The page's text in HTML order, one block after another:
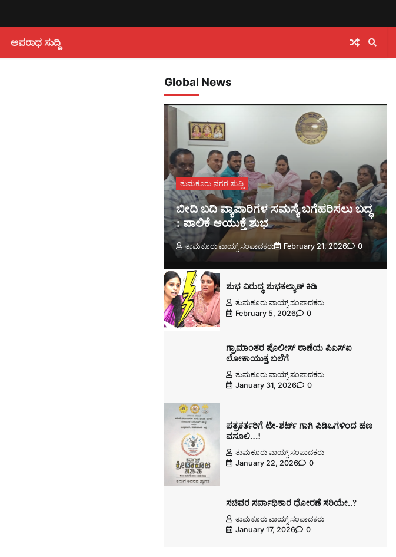
ಅಪರಾಧ ಸುದ್ದಿ
Global News
ತುಮಕೂರು ನಗರ ಸುದ್ದಿ
ಬೀದಿ ಬದಿ ವ್ಯಾಪಾರಿಗಳ ಸಮಸ್ಯೆ ಬಗೆಹರಿಸಲು ಬದ್ಧ
: ಪಾಲಿಕೆ ಆಯುಕ್ತೆ ಶುಭ
ತುಮಕೂರು ವಾಯ್ಸ್ ಸಂಪಾದಕರು February 21, 2026 0
ಶುಭ ವಿರುದ್ಧ ಶುಭಕಲ್ಯಾಣ್ ಕಿಡಿ
ತುಮಕೂರು ವಾಯ್ಸ್ ಸಂಪಾದಕರು
February 5, 2026
0
ಗ್ರಾಮಾಂತರ ಪೊಲೀಸ್ ಠಾಣೆಯ ಪಿಎಸ್ಐ
ಲೋಕಾಯುಕ್ತ ಬಲೆಗೆ
ತುಮಕೂರು ವಾಯ್ಸ್ ಸಂಪಾದಕರು
January 31, 2026
0
ಪತ್ರಕರ್ತರಿಗೆ ಟೀ-ಶರ್ಟ್ ಗಾಗಿ ಪಿಡಿಒಗಳಿಂದ ಹಣ
ವಸೂಲಿ…!
ತುಮಕೂರು ವಾಯ್ಸ್ ಸಂಪಾದಕರು
January 22, 2026
0
ಸಚಿವರ ಸರ್ವಾಧಿಕಾರ ಧೋರಣೆ ಸರಿಯೇ..?
ತುಮಕೂರು ವಾಯ್ಸ್ ಸಂಪಾದಕರು
January 17, 2026
0